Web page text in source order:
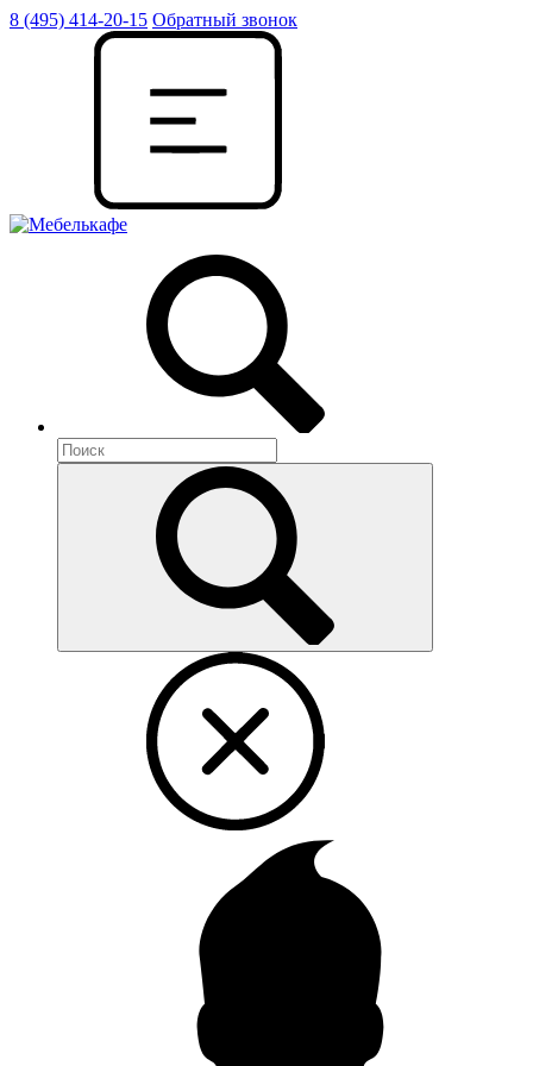
8 (495) 414-20-15 Обратный звонок